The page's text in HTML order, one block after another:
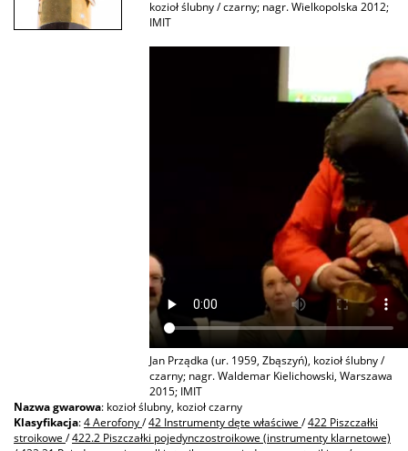
kozioł ślubny / czarny; nagr. Wielkopolska 2012;
IMIT
Jan Prządka (ur. 1959, Zbąszyń), kozioł ślubny /
czarny; nagr. Waldemar Kielichowski, Warszawa
2015; IMIT
Nazwa gwarowa: kozioł ślubny, kozioł czarny
Klasyfikacja:4 Aerofony/42 Instrumenty dęte właściwe /422 Piszczałki
stroikowe /422.2 Piszczałki pojedynczostroikowe (instrumenty klarnetowe)